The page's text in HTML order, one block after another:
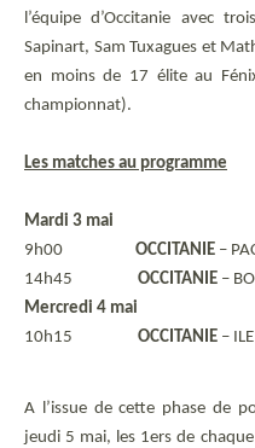
l’équipe d’Occitanie avec
Sapinart, Sam Tuxagues et
en moins de 17 élite au
championnat).
Les matches au programme
Mardi 3 mai
9h00 OCCITANIE –
14h45 OCCITANIE –
Mercredi 4 mai
10h15 OCCITANIE –
A l’issue de cette phase de
jeudi 5 mai, les 1ers de